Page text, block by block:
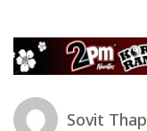
Sovit